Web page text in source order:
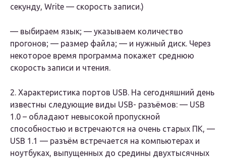
секунду, Write — скорость записи.)
— выбираем язык; — указываем количество
прогонов; — размер файла; — и нужный диск. Через
некоторое время программа покажет среднюю
скорость записи и чтения.
2. Характеристика портов USB. На сегодняшний день
известны следующие виды USB- разъёмов: — USB
1.0 – обладают невысокой пропускной
способностью и встречаются на очень старых ПК, —
USB 1.1 — разъём встречается на компьютерах и
ноутбуках, выпущенных до средины двухтысячных